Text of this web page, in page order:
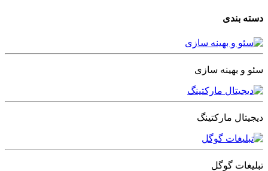
دسته بندی
سئو و بهینه سازی
دیجیتال مارکتینگ
تبلیغات گوگل